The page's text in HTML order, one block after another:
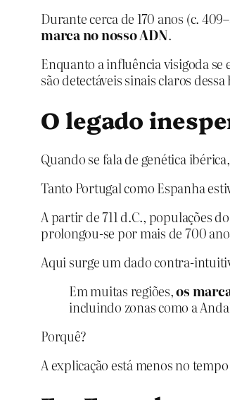
Durante cerca de 170 anos (c.
marca no nosso ADN.
Enquanto a influência visigoda
são detectáveis sinais claros
O legado
Quando se fala de genética
Tanto Portugal como Espanha
A partir de 711 d.C., populações
prolongou‑se por mais de 700
Aqui surge um dado
Em muitas regiões,os
incluindo zonas como a
Porquê?
A explicação está menos no